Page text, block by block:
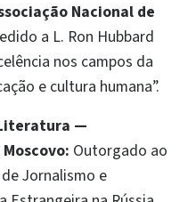
Nacional de
a L. Ron Hubbard
nos campos da
e cultura humana”.
—
Outorgado ao
Jornalismo e